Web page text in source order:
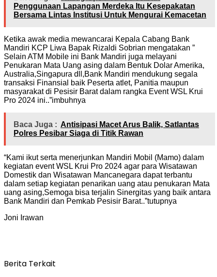
Penggunaan Lapangan Merdeka Itu Kesepakatan
Bersama Lintas Institusi Untuk Mengurai Kemacetan
Ketika awak media mewancarai Kepala Cabang Bank
Mandiri KCP Liwa Bapak Rizaldi Sobrian mengatakan ”
Selain ATM Mobile ini Bank Mandiri juga melayani
Penukaran Mata Uang asing dalam Bentuk Dolar Amerika,
Australia,Singapura dll,Bank Mandiri mendukung segala
transaksi Finansial baik Peserta atlet, Panitia maupun
masyarakat di Pesisir Barat dalam rangka Event WSL Krui
Pro 2024 ini..”imbuhnya
Baca Juga : Antisipasi Macet Arus Balik, Satlantas
Polres Pesibar Siaga di Titik Rawan
“Kami ikut serta menerjunkan Mandiri Mobil (Mamo) dalam
kegiatan event WSL Krui Pro 2024 agar para Wisatawan
Domestik dan Wisatawan Mancanegara dapat terbantu
dalam setiap kegiatan penarikan uang atau penukaran Mata
uang asing,Semoga bisa terjalin Sinergitas yang baik antara
Bank Mandiri dan Pemkab Pesisir Barat..”tutupnya
Joni Irawan
Berita Terkait